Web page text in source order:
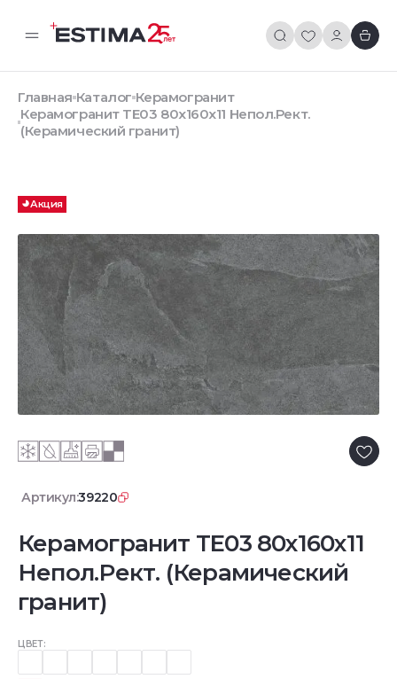
Главная Каталог Керамогранит
Керамогранит TE03 80x160x11 Непол.Рект.
(Керамический гранит)
Акция
Артикул:39220
Керамогранит TE03 80x160x11
Непол.Рект. (Керамический
гранит)
ЦВЕТ: